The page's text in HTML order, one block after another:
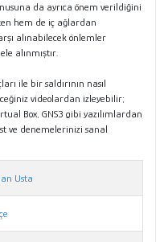
da ayrıca önem verildiğini
hem de iç ağlardan
alınabilecek önlemler
alınmıştır.
ile bir saldırının nasıl
videolardan izleyebilir;
Box, GNS3 gibi yazılımlardan
ve denemelerinizi sanal
Usta